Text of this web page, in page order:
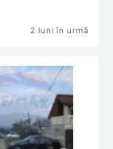
2 luni în urmă